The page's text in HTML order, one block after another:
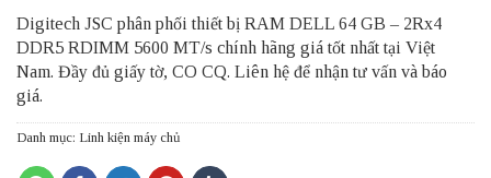
Digitech JSC phân phối thiết bị RAM DELL 64 GB – 2Rx4
DDR5 RDIMM 5600 MT/s chính hãng giá tốt nhất tại Việt
Nam. Đầy đủ giấy tờ, CO CQ. Liên hệ để nhận tư vấn và báo
giá.
Danh mục: Linh kiện máy chủ